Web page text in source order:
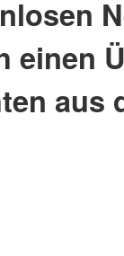
einen
aus